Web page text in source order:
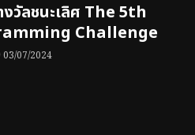
วัลชนะเลิศ The 5th
Challenge
03/07/2024